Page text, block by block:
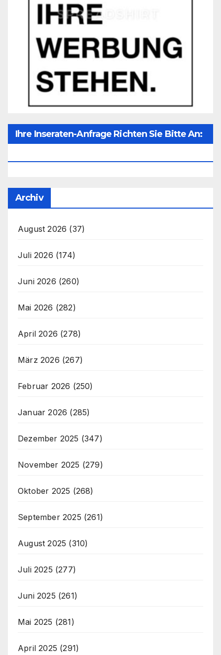
Ihre Inseraten-Anfrage Richten Sie Bitte An:
Archiv
August 2026 (37)
Juli 2026 (174)
Juni 2026 (260)
Mai 2026 (282)
April 2026 (278)
März 2026 (267)
Februar 2026 (250)
Januar 2026 (285)
Dezember 2025 (347)
November 2025 (279)
Oktober 2025 (268)
September 2025 (261)
August 2025 (310)
Juli 2025 (277)
Juni 2025 (261)
Mai 2025 (281)
April 2025 (291)